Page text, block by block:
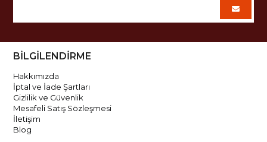
BİLGİLENDİRME
Hakkımızda
İptal ve İade Şartları
Gizlilik ve Güvenlik
Mesafeli Satış Sözleşmesi
İletişim
Blog